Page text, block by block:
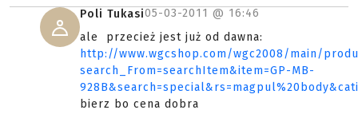
Poli Tukasi05-03-2011 @ 16:46
ale przecież jest już od dawna:
http://www.wgcshop.com/wgc2008/main/
search_From=searchItem&item=GP-MB-
bierz bo cena dobra